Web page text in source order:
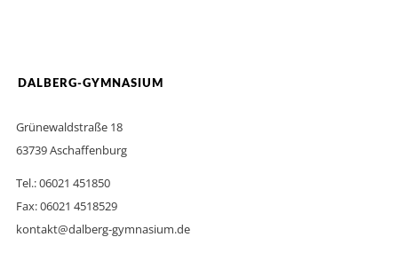
DALBERG-GYMNASIUM
Grünewaldstraße 18
63739 Aschaffenburg
Tel.: 06021 451850
Fax: 06021 4518529
kontakt@dalberg-gymnasium.de